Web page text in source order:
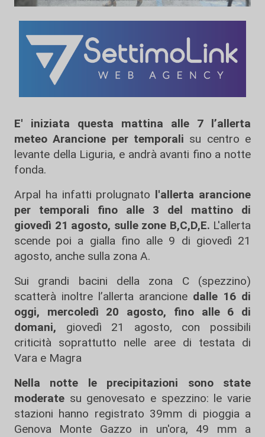
E' iniziata questa mattina alle 7 l’allerta
meteo Arancione per temporali su centro e
levante della Liguria, e andrà avanti fino a notte
fonda.
Arpal ha infatti prolugnato l'allerta arancione
per temporali fino alle 3 del mattino di
giovedì 21 agosto, sulle zone B,C,D,E. L'allerta
scende poi a gialla fino alle 9 di giovedì 21
agosto, anche sulla zona A.
Sui grandi bacini della zona C (spezzino)
scatterà inoltre l’allerta arancione dalle 16 di
oggi, mercoledì 20 agosto, fino alle 6 di
domani, giovedì 21 agosto, con possibili
criticità soprattutto nelle aree di testata di
Vara e Magra
Nella notte le precipitazioni sono state
moderate su genovesato e spezzino: le varie
stazioni hanno registrato 39mm di pioggia a
Genova Monte Gazzo in un'ora, 49 mm a